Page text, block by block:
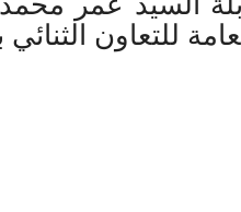
للتعاون الثنائي